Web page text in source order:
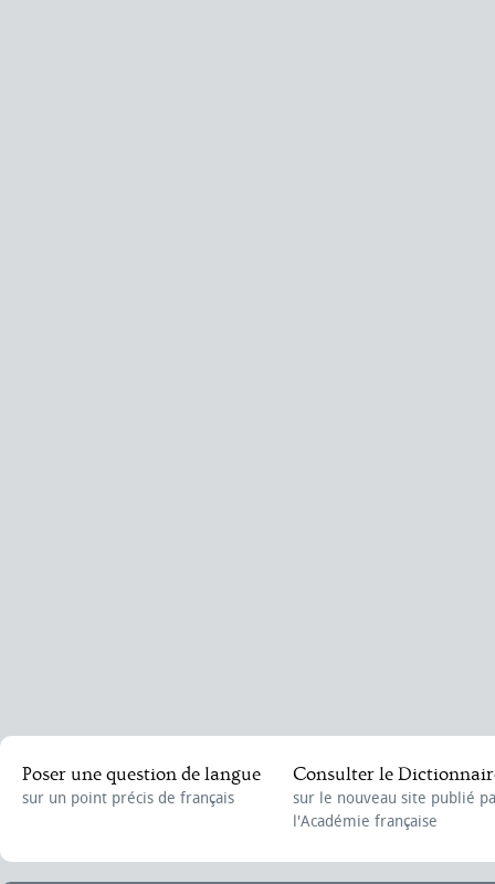
Poser une question de langue
sur un point précis de français
Consulter le
sur le nouveau site publié
l'Académie française